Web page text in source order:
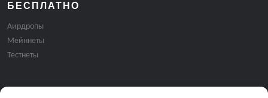
БЕСПЛАТНО
Аирдропы
Мейннеты
Тестнеты